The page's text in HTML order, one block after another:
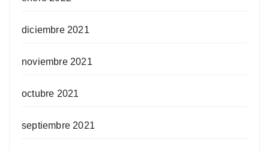
diciembre 2021
noviembre 2021
octubre 2021
septiembre 2021